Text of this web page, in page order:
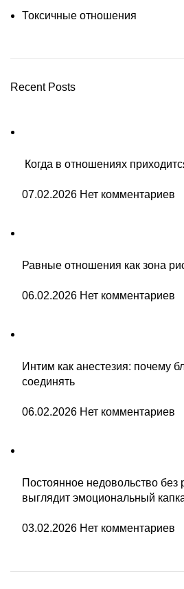
Токсичные отношения
Recent Posts
Когда в отношениях
07.02.2026 Нет комментариев
Равные отношения как зона
06.02.2026 Нет комментариев
Интим как анестезия: почему
соединять
06.02.2026 Нет комментариев
Постоянное недовольство без
выглядит эмоциональный
03.02.2026 Нет комментариев